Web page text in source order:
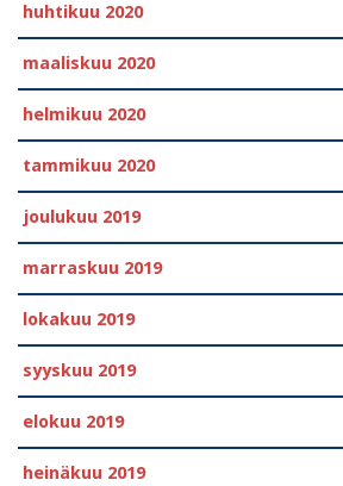
huhtikuu 2020
maaliskuu 2020
helmikuu 2020
tammikuu 2020
joulukuu 2019
marraskuu 2019
lokakuu 2019
syyskuu 2019
elokuu 2019
heinäkuu 2019